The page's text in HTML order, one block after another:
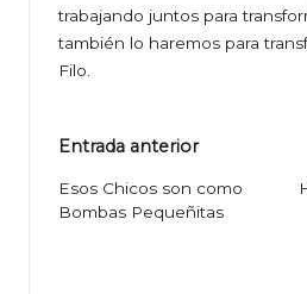
trabajando juntos para
también lo haremos para
Filo.
Navegación
de
entradas
Entrada anterior
Esos Chicos son como
Bombas Pequeñitas